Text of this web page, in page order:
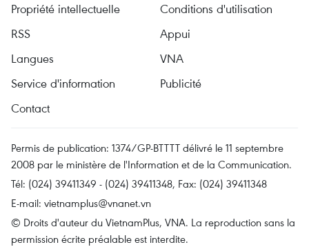
Propriété intellectuelle
Conditions d'utilisation
RSS
Appui
Langues
VNA
Service d'information
Publicité
Contact
Permis de publication: 1374/GP-BTTTT délivré le 11 septembre
2008 par le ministère de l'Information et de la Communication.
Tél: (024) 39411349 - (024) 39411348, Fax: (024) 39411348
E-mail: vietnamplus@vnanet.vn
© Droits d'auteur du VietnamPlus, VNA. La reproduction sans la
permission écrite préalable est interdite.